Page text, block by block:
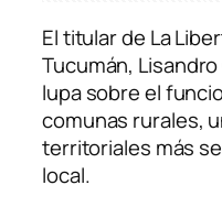
El titular de La
Tucumán,
lupa sobre el
comunas rurales,
territoriales más
local.